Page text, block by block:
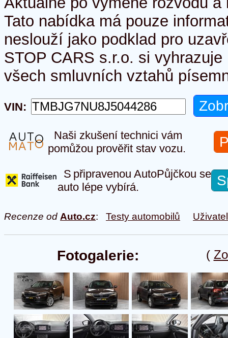
Tato nabídka má pouze
neslouží jako podklad pro
STOP CARS s.r.o. si
všech smluvních vztahů
VIN:
Naši zkušení technici vám
pomůžou prověřit stav vozu.
S připravenou AutoPůjčkou se
auto lépe vybírá.
Recenze od Auto.cz: Testy automobilů
(
Fotogalerie: